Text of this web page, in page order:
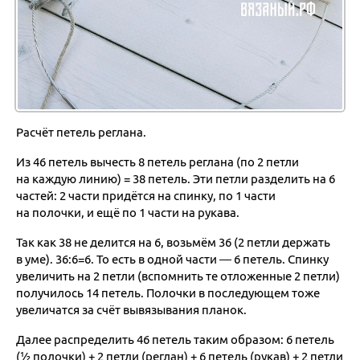
Расчёт петель реглана.
Из 46 петель вычесть 8 петель реглана (по 2 петли
на каждую линию) = 38 петель. Эти петли разделить на 6
частей: 2 части придётся на спинку, по 1 части
на полочки, и ещё по 1 части на рукава.
Так как 38 не делится на 6, возьмём 36 (2 петли держать
в уме). 36:6=6. То есть в одной части — 6 петель. Спинку
увеличить на 2 петли (вспомнить те отложенные 2 петли)
получилось 14 петель. Полочки в последующем тоже
увеличатся за счёт вывязывания планок.
Далее распределить 46 петель таким образом: 6 петель
(½ полочки) + 2 петли (реглан) + 6 петель (рукав) + 2 петли